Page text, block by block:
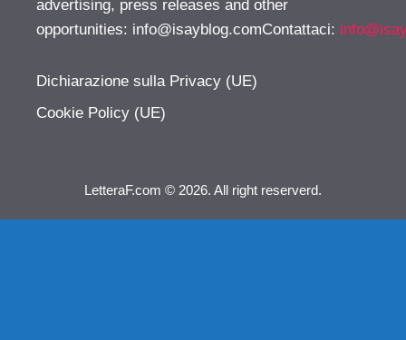
advertising, press releases and other
opportunities: info@isayblog.comContattaci:
Dichiarazione sulla Privacy (UE)
Cookie Policy (UE)
LetteraF.com © 2026. All right reserverd.